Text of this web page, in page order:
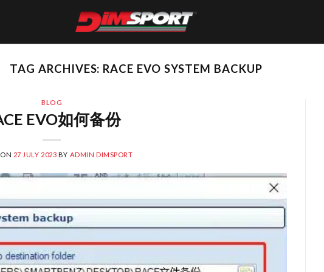
TAG ARCHIVES: RACE EVO SYSTEM BACKUP
BLOG
EVO如何备份
27 JULY 2023 BY ADMIN DIMSPORT